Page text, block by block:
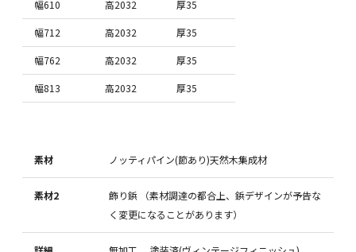
幅610 高2032 厚35
幅712 高2032 厚35
幅762 高2032 厚35
幅813 高2032 厚35
素材 ノッティパイン(節あり)天然木集成材
素材2
飾り鋲 （素材調達の都合上、鋲デザインが予告な
く変更になることがあります）